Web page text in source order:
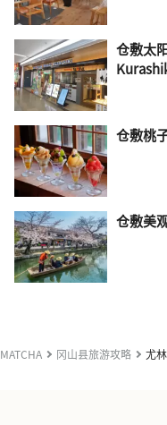
仓敷太
仓敷桃
仓敷美
MATCHA 冈山县旅游攻略 尤